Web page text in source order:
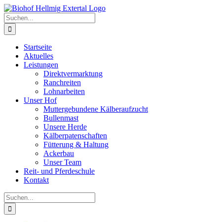
Zum
Inhalt
springen
Suche
nach:
Startseite
Aktuelles
Leistungen
Direktvermarktung
Ranchreiten
Lohnarbeiten
Unser Hof
Muttergebundene Kälberaufzucht
Bullenmast
Unsere Herde
Kälberpatenschaften
Fütterung & Haltung
Ackerbau
Unser Team
Reit- und Pferdeschule
Kontakt
Suche
nach: